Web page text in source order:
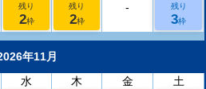
残り
2枠
残り
2枠
-
残り
3枠
年11月
水 木 金
土